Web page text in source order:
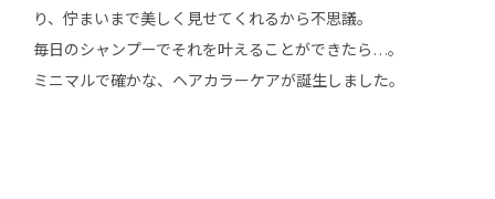
り、佇まいまで美しく見せてくれるから不思議。
毎日のシャンプーでそれを叶えることができたら…。
ミニマルで確かな、ヘアカラーケアが誕生しました。